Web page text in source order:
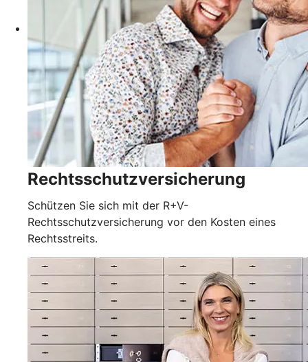
Rechtsschutzversicherung
Schützen Sie sich mit der R+V-
Rechtsschutzversicherung vor den Kosten eines
Rechtsstreits.